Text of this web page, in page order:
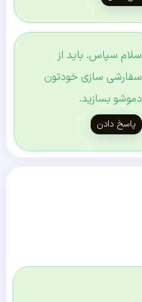
سلام سپاس. باید از
سفارشی سازی خودتون
دموشو بسازید.
پاسخ دادن